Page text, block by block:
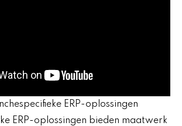
ERP-oplossingen
ERP-oplossingen bieden maatwerk